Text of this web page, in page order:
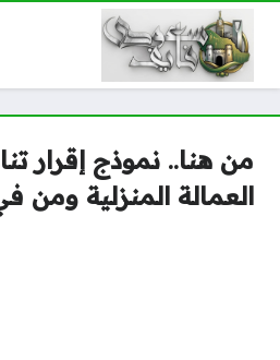
من هنا.. نموذج إقرار
العمالة المنزلية ومن